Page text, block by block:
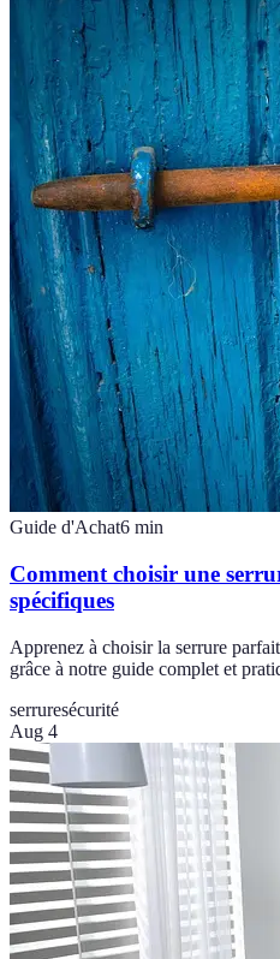
Guide d'Achat6 min
Comment choisir une
spécifiques
Apprenez à choisir la serrure
grâce à notre guide complet et
serruresécurité
Aug 4